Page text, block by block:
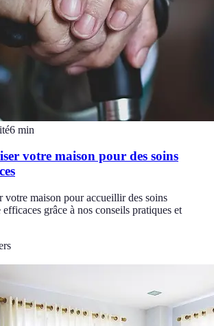
6 min
votre maison pour des soins
votre maison pour accueillir des soins
grâce à nos conseils pratiques et